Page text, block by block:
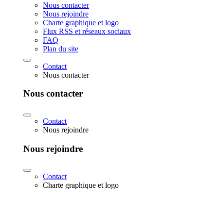
Nous contacter
Nous rejoindre
Charte graphique et logo
Flux RSS et réseaux sociaux
FAQ
Plan du site
Contact
Nous contacter
Nous contacter
Contact
Nous rejoindre
Nous rejoindre
Contact
Charte graphique et logo